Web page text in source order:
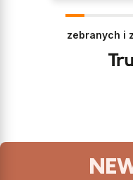
zebranych i